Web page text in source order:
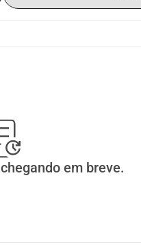
em breve.